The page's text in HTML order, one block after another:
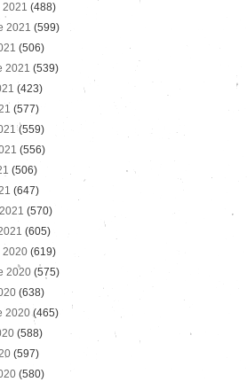
2021 (488)
2021 (599)
(506)
2021 (539)
(423)
(577)
(559)
(556)
(506)
(647)
(570)
(605)
2020 (619)
2020 (575)
(638)
2020(465)
(588)
(597)
(580)